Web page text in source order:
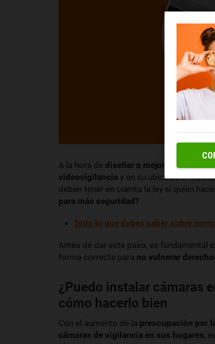
A la hora de diseñar o mejorar tu
videovigilancia y en su ubicación.
deben tener en cuenta la ley si quien
para más seguridad?
Todo lo que debes saber sobre
Antes de dar este paso, es fundamental
forma correcta para no vulnerar
¿Puedo instalar cámaras
cómo hacerlo bien
Con el aumento de la preocupación por
cámaras de vigilancia en sus hogares,